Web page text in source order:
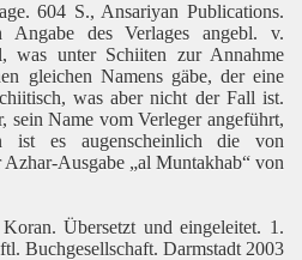
604 S., Ansariyan Publications.
des Verlages angebl. v.
was unter Schiiten zur Annahme
gleichen Namens gäbe, der eine
was aber nicht der Fall ist.
sein Name vom Verleger angeführt,
ist es augenscheinlich die von
Azhar-Ausgabe „al Muntakhab“ von
Übersetzt und eingeleitet. 1.
Buchgesellschaft. Darmstadt 2003